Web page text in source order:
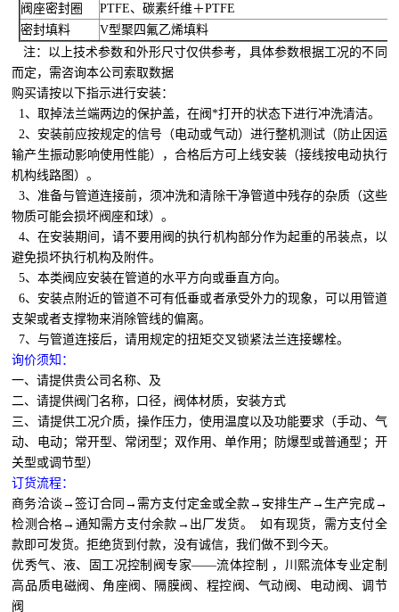
阀座密封圈
PTFE、碳素纤维＋PTFE
密封填料
V型聚四氟乙烯填料
注：以上技术参数和外形尺寸仅供参考，具体参数根据工况的不同
而定，需咨询本公司索取数据
购买请按以下指示进行安装：
1、取掉法兰端两边的保护盖，在阀*打开的状态下进行冲洗清洁。
2、安装前应按规定的信号（电动或气动）进行整机测试（防止因运
输产生振动影响使用性能），合格后方可上线安装（接线按电动执行
机构线路图）。
3、准备与管道连接前，须冲洗和清除干净管道中残存的杂质（这些
物质可能会损坏阀座和球）。
4、在安装期间，请不要用阀的执行机构部分作为起重的吊装点，以
避免损坏执行机构及附件。
5、本类阀应安装在管道的水平方向或垂直方向。
6、安装点附近的管道不可有低垂或者承受外力的现象，可以用管道
支架或者支撑物来消除管线的偏离。
7、与管道连接后，请用规定的扭矩交叉锁紧法兰连接螺栓。
询价须知：
一、请提供贵公司名称、及
二、请提供阀门名称，口径，阀体材质，安装方式
三、请提供工况介质，操作压力，使用温度以及功能要求（手动、气
动、电动；常开型、常闭型；双作用、单作用；防爆型或普通型；开
关型或调节型）
订货流程：
商务洽谈→签订合同→需方支付定金或全款→安排生产→生产完成→
检测合格→通知需方支付余款→出厂发货。 如有现货，需方支付全
款即可发货。拒绝货到付款，没有诚信，我们做不到今天。
优秀气、液、固工况控制阀专家——流体控制 ，川熙流体专业定制
高品质电磁阀、角座阀、隔膜阀、程控阀、气动阀、电动阀、调节
阀